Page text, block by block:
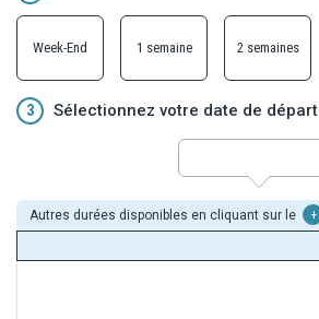
Week-End 1 semaine 2 semaines
3 Sélectionnez votre date de départ
Autres durées disponibles en cliquant sur le +